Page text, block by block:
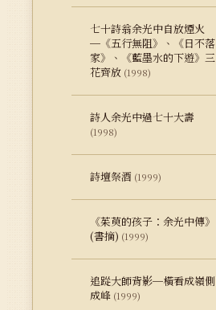
七十詩翁余光中自放煙火
─《五行無阻》、《日不落
家》、《藍墨水的下遊》三
花齊放 (1998)
詩人余光中過七十大壽
(1998)
詩壇祭酒 (1999)
《茱萸的孩子：余光中傳》
(書摘) (1999)
追踨大師背影─橫看成嶺側
成峰 (1999)